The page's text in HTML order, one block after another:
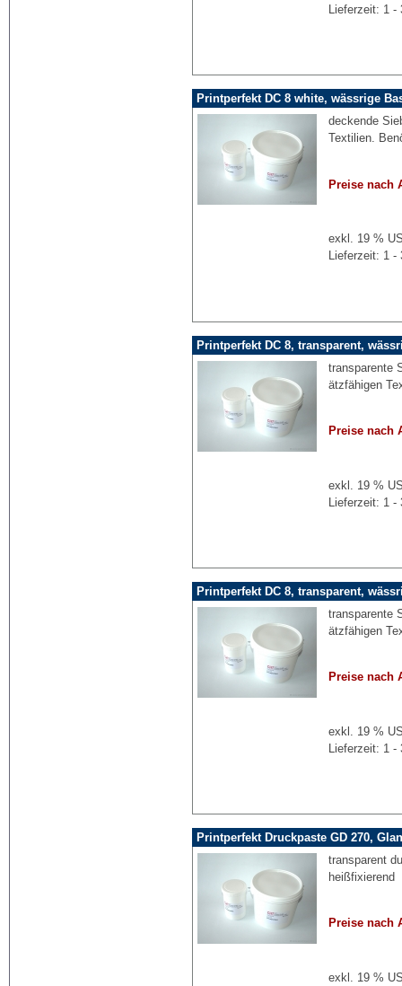
Lieferzeit: 1
Printperfekt DC 8 white, wässrige
deckende
Textilien.
Preise nach
exkl. 19 %
Lieferzeit: 1 -
Printperfekt DC 8, transparent,
transparente
ätzfähigen
Preise nach
exkl. 19 %
Lieferzeit: 1 -
Printperfekt DC 8, transparent,
transparente
ätzfähigen
Preise nach
exkl. 19 %
Lieferzeit: 1
Printperfekt Druckpaste GD 270,
transparent
heißfixierend
Preise nach
exkl. 19 %